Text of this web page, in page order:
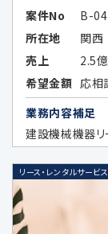
5.外
当社は
る広告サ
おり、
分析する
できな
案件No
B-
所在地
関西
売上
2.5
希望金額 応相
業務内容補足
建設機械機器リ
リース・レンタルサービス